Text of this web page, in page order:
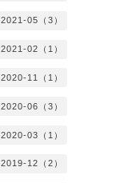
2021-05（3）
2021-02（1）
2020-11（1）
2020-06（3）
2020-03（1）
2019-12（2）